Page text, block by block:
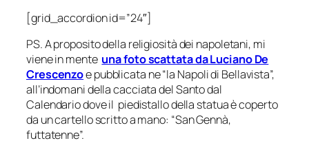
[grid_accordion id=”24″]
PS. A proposito della religiosità dei napoletani, mi
viene in mente una foto scattata da Luciano De
Crescenzoe pubblicata ne “la Napoli di Bellavista”,
all’indomani della cacciata del Santo dal
Calendario dove il piedistallo della statua è coperto
da un cartello scritto a mano: “San Gennà,
futtatenne”.